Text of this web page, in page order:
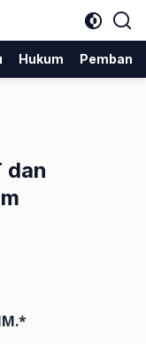
Hukum
dan